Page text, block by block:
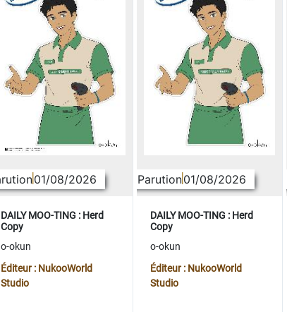
01/08/2026
DAILY MOO-TING : Herd
Copy
o-okun
Éditeur : NukooWorld
Studio
Parution01/08/2026
DAILY MOO-TING : Herd
Copy
o-okun
Éditeur : NukooWorld
Studio